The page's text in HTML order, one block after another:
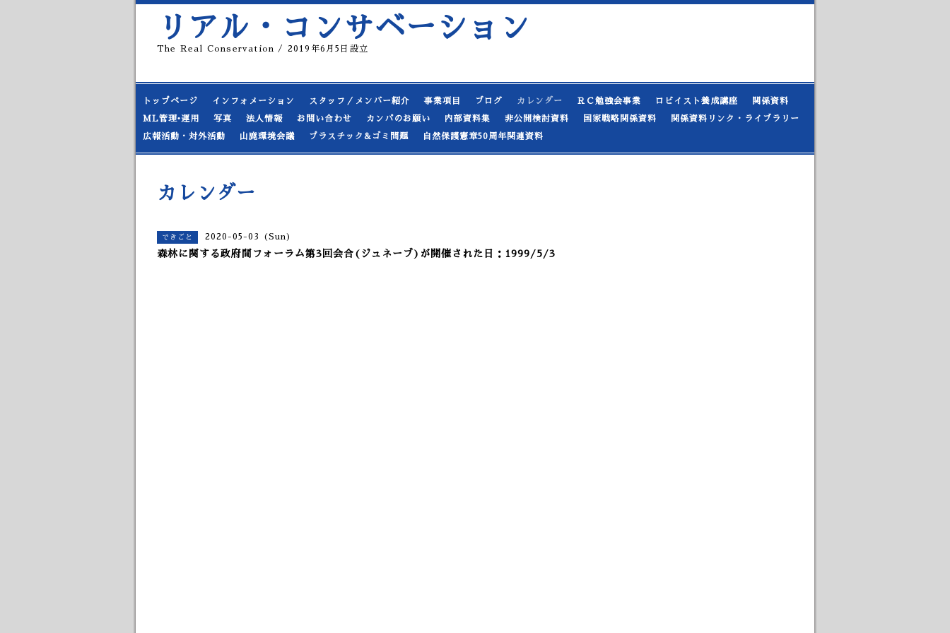
リアル・コンサベーション
The Real Conservation / 2019年6月5日設立
トップページ インフォメーション スタッフ／メンバー紹介 事業項目 ブログ カレンダー ＲＣ勉強会事業 ロビイスト養成講座 関係資料
ML管理•運用 写真 法人情報 お問い合わせ カンパのお願い 内部資料集 非公開検討資料 国家戦略関係資料 関係資料リンク・ライブラリー
広報活動・対外活動 山鹿環境会議 プラスチック&ゴミ問題 自然保護憲章50周年関連資料
カレンダー
できごと 2020-05-03 (Sun)
森林に関する政府間フォーラム第3回会合(ジュネーブ)が開催された日：1999/5/3